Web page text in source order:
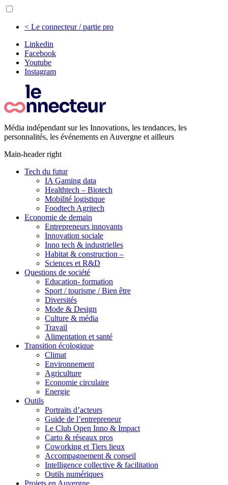
< Le connecteur / partie pro
Linkedin
Facebook
Youtube
Instagram
Média indépendant sur les Innovations, les tendances, les
personnalités, les événements en Auvergne et ailleurs
Main-header right
Tech du futur
IA Gaming data
Healthtech – Biotech
Mobilité logistique
Foodtech Agritech
Economie de demain
Entrepreneurs innovants
Innovation sociale
Inno tech & industrielles
Habitat & construction –
Sciences et R&D
Questions de société
Education- formation
Sport / tourisme / Bien être
Diversités
Mode & Design
Culture & média
Travail
Alimentation et santé
Transition écologique
Climat
Environnement
Agriculture
Economie circulaire
Energie
Outils
Portraits d’acteurs
Guide de l’entrepreneur
Le Club Open Inno & Impact
Carto & réseaux pros
Coworking et Tiers lieux
Accompagnement & conseil
Intelligence collective & facilitation
Outils numériques
Projets en Auvergne